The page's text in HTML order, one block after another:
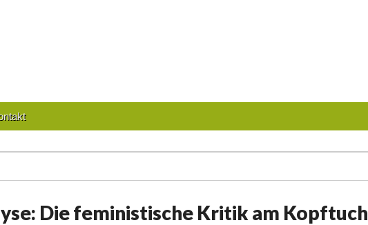
Die feministische Kritik am Kopftuch